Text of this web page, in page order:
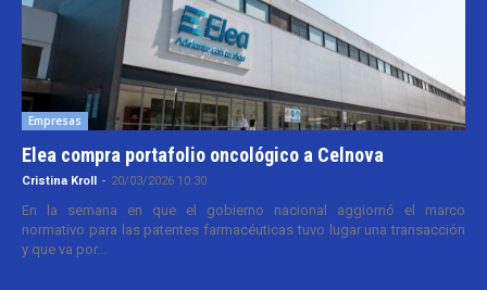
Empresas
Elea compra portafolio oncológico a Celnova
Cristina Kroll - 20/03/2026 10:30
En la semana en que el gobierno nacional aggiornó el marco
normativo para las patentes farmacéuticas tuvo lugar una transacción
y que va por...